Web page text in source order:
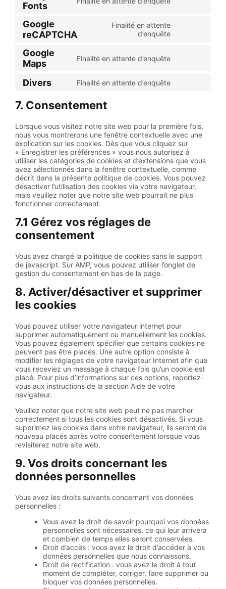
Fonts
Google
reCAPTCHA
Finalité en attente
d’enquête
Google
Maps
Finalité en attente d’enquête
Divers Finalité en attente d’enquête
7. Consentement
Lorsque vous visitez notre site web pour la première fois,
nous vous montrerons une fenêtre contextuelle avec une
explication sur les cookies. Dès que vous cliquez sur
« Enregistrer les préférences » vous nous autorisez à
utiliser les catégories de cookies et d’extensions que vous
avez sélectionnés dans la fenêtre contextuelle, comme
décrit dans la présente politique de cookies. Vous pouvez
désactiver l’utilisation des cookies via votre navigateur,
mais veuillez noter que notre site web pourrait ne plus
fonctionner correctement.
7.1 Gérez vos réglages de
consentement
Vous avez chargé la politique de cookies sans le support
de javascript. Sur AMP, vous pouvez utiliser l’onglet de
gestion du consentement en bas de la page.
8. Activer/désactiver et supprimer
les cookies
Vous pouvez utiliser votre navigateur internet pour
supprimer automatiquement ou manuellement les cookies.
Vous pouvez également spécifier que certains cookies ne
peuvent pas être placés. Une autre option consiste à
modifier les réglages de votre navigateur Internet afin que
vous receviez un message à chaque fois qu’un cookie est
placé. Pour plus d’informations sur ces options, reportez-
vous aux instructions de la section Aide de votre
navigateur.
Veuillez noter que notre site web peut ne pas marcher
correctement si tous les cookies sont désactivés. Si vous
supprimez les cookies dans votre navigateur, ils seront de
nouveau placés après votre consentement lorsque vous
revisiterez notre site web.
9. Vos droits concernant les
données personnelles
Vous avez les droits suivants concernant vos données
personnelles :
Vous avez le droit de savoir pourquoi vos données
personnelles sont nécessaires, ce qui leur arrivera
et combien de temps elles seront conservées.
Droit d’accès : vous avez le droit d’accéder à vos
données personnelles que nous connaissons.
Droit de rectification : vous avez le droit à tout
moment de compléter, corriger, faire supprimer ou
bloquer vos données personnelles.